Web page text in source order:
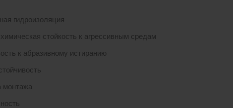
гидроизоляция
стойкость к агрессивным средам
к абразивному истиранию
монтажа